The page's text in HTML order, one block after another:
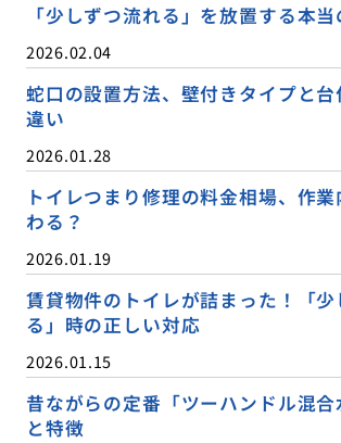
「少しずつ流れる」を放置する本
2026.02.04
蛇口の設置方法、壁付きタイプと
違い
2026.01.28
トイレつまり修理の料金相場、作
わる？
2026.01.19
賃貸物件のトイレが詰まった！「
る」時の正しい対応
2026.01.15
昔ながらの定番「ツーハンドル混
と特徴